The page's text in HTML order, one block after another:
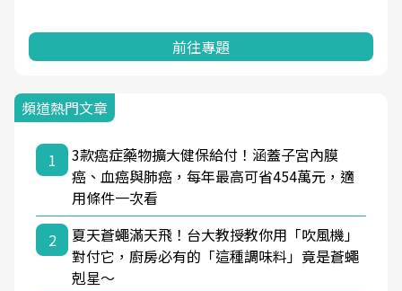
前往專題
頻道熱門文章
1
3款癌症藥物擴大健保給付！涵蓋子宮內膜
癌、血癌與肺癌，每年最高可省454萬元，適
用條件一次看
2
夏天蒼蠅滿天飛！台大教授教你用「吹風機」
對付它，廚房必有的「這種調味料」竟是蒼蠅
剋星～